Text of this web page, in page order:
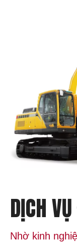
DỊCH
Nhờ kinh